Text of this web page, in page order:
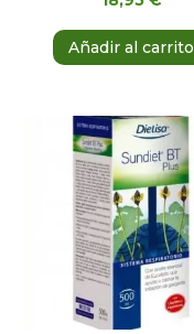
Añadir al carrito